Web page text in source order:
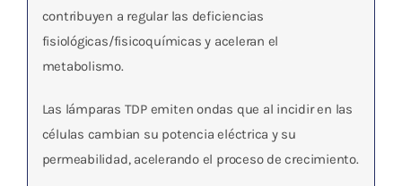
contribuyen a regular las deficiencias
fisiológicas/fisicoquímicas y aceleran el
metabolismo.
Las lámparas TDP emiten ondas que al incidir en las
células cambian su potencia eléctrica y su
permeabilidad, acelerando el proceso de crecimiento.